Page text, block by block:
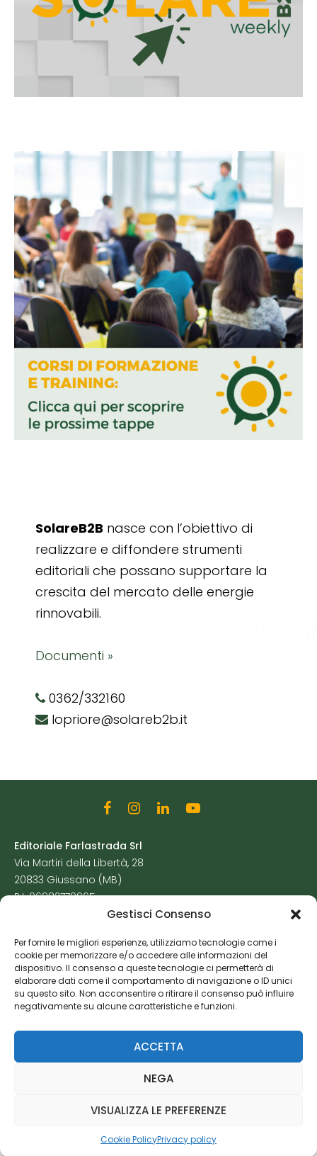
Gestisci Consenso
Per fornire le migliori esperienze, utilizziamo tecnologie come i
cookie per memorizzare e/o accedere alle informazioni del
dispositivo. Il consenso a queste tecnologie ci permetterà di
elaborare dati come il comportamento di navigazione o ID unici
su questo sito. Non acconsentire o ritirare il consenso può influire
negativamente su alcune caratteristiche e funzioni.
ACCETTA
NEGA
VISUALIZZA LE PREFERENZE
Cookie PolicyPrivacy policy
SolareB2B nasce con l’obiettivo di
realizzare e diffondere strumenti
editoriali che possano supportare la
crescita del mercato delle energie
rinnovabili.
Documenti »
0362/332160
lopriore@solareb2b.it
Editoriale Farlastrada Srl
Via Martiri della Libertà, 28
20833 Giussano (MB)
P.I. 06982770965
Cookie Policy
Risorse Aggiuntive